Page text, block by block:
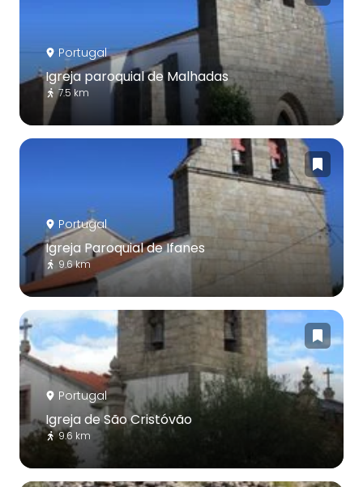
Portugal
Igreja paroquial de Malhadas
7.5 km
Portugal
Igreja Paroquial de Ifanes
9.6 km
Portugal
Igreja de São Cristóvão
9.6 km